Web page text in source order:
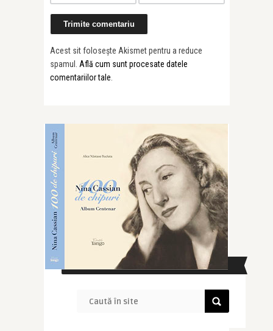
Acest sit folosește Akismet pentru a reduce
spamul. Află cum sunt procesate datele
comentariilor tale
CAUTĂ ÎN SITE